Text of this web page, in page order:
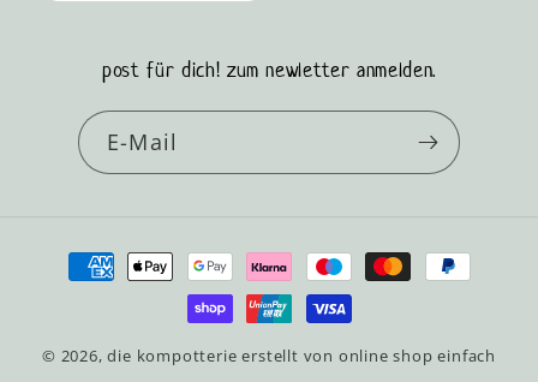
post für dich! zum newletter anmelden.
E-Mail
Zahlungsmethoden
© 2026,die kompotterie erstellt von online shop einfach